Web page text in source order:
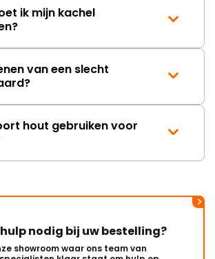
ik mijn kachel
van een slecht
hout gebruiken voor
nodig bij uw bestelling?
showroom waar ons team van